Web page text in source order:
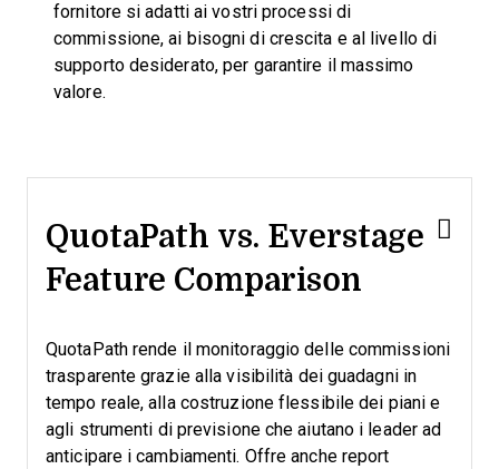
fornitore si adatti ai vostri processi di
commissione, ai bisogni di crescita e al livello di
supporto desiderato, per garantire il massimo
valore.
QuotaPath vs. Everstage
Feature Comparison
QuotaPath rende il monitoraggio delle commissioni
trasparente grazie alla visibilità dei guadagni in
tempo reale, alla costruzione flessibile dei piani e
agli strumenti di previsione che aiutano i leader ad
anticipare i cambiamenti. Offre anche report